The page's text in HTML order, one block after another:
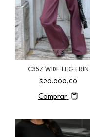
1 /3
C357 WIDE LEG ERIN
$20.000,00
Comprar